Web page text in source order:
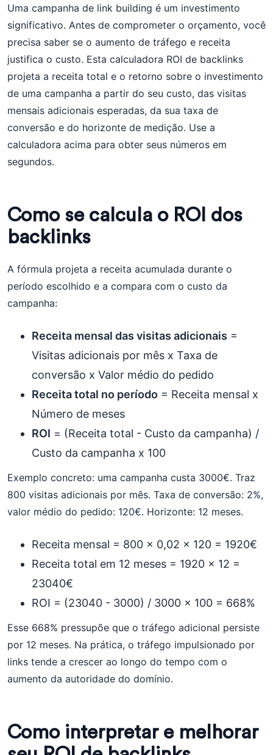
Uma campanha de link building é um investimento
significativo. Antes de comprometer o orçamento, você
precisa saber se o aumento de tráfego e receita
justifica o custo. Esta calculadora ROI de backlinks
projeta a receita total e o retorno sobre o investimento
de uma campanha a partir do seu custo, das visitas
mensais adicionais esperadas, da sua taxa de
conversão e do horizonte de medição. Use a
calculadora acima para obter seus números em
segundos.
Como se calcula o ROI dos
backlinks
A fórmula projeta a receita acumulada durante o
período escolhido e a compara com o custo da
campanha:
Receita mensal das visitas adicionais =
Visitas adicionais por mês x Taxa de
conversão x Valor médio do pedido
Receita total no período = Receita mensal x
Número de meses
ROI = (Receita total - Custo da campanha) /
Custo da campanha x 100
Exemplo concreto: uma campanha custa 3000€. Traz
800 visitas adicionais por mês. Taxa de conversão: 2%,
valor médio do pedido: 120€. Horizonte: 12 meses.
Receita mensal = 800 x 0,02 x 120 = 1920€
Receita total em 12 meses = 1920 x 12 =
23040€
ROI = (23040 - 3000) / 3000 x 100 = 668%
Esse 668% pressupõe que o tráfego adicional persiste
por 12 meses. Na prática, o tráfego impulsionado por
links tende a crescer ao longo do tempo com o
aumento da autoridade do domínio.
Como interpretar e melhorar